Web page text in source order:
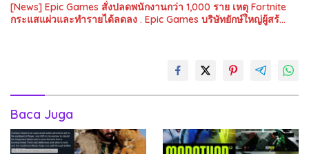
[News] Epic Games สั่งปลดพนักงานกว่า 1,000 ราย เหตุ Fortnite
กระแสแผ่วและทำรายได้ลดลง . Epic Games บริษัทยักษ์ใหญ่ผู้สร้…
Baca Juga